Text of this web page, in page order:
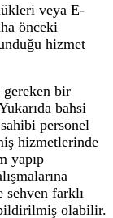
veya E-
önceki
hizmet
bir
bahsi
personel
hizmetlerinde
yapıp
farklı
olabilir.